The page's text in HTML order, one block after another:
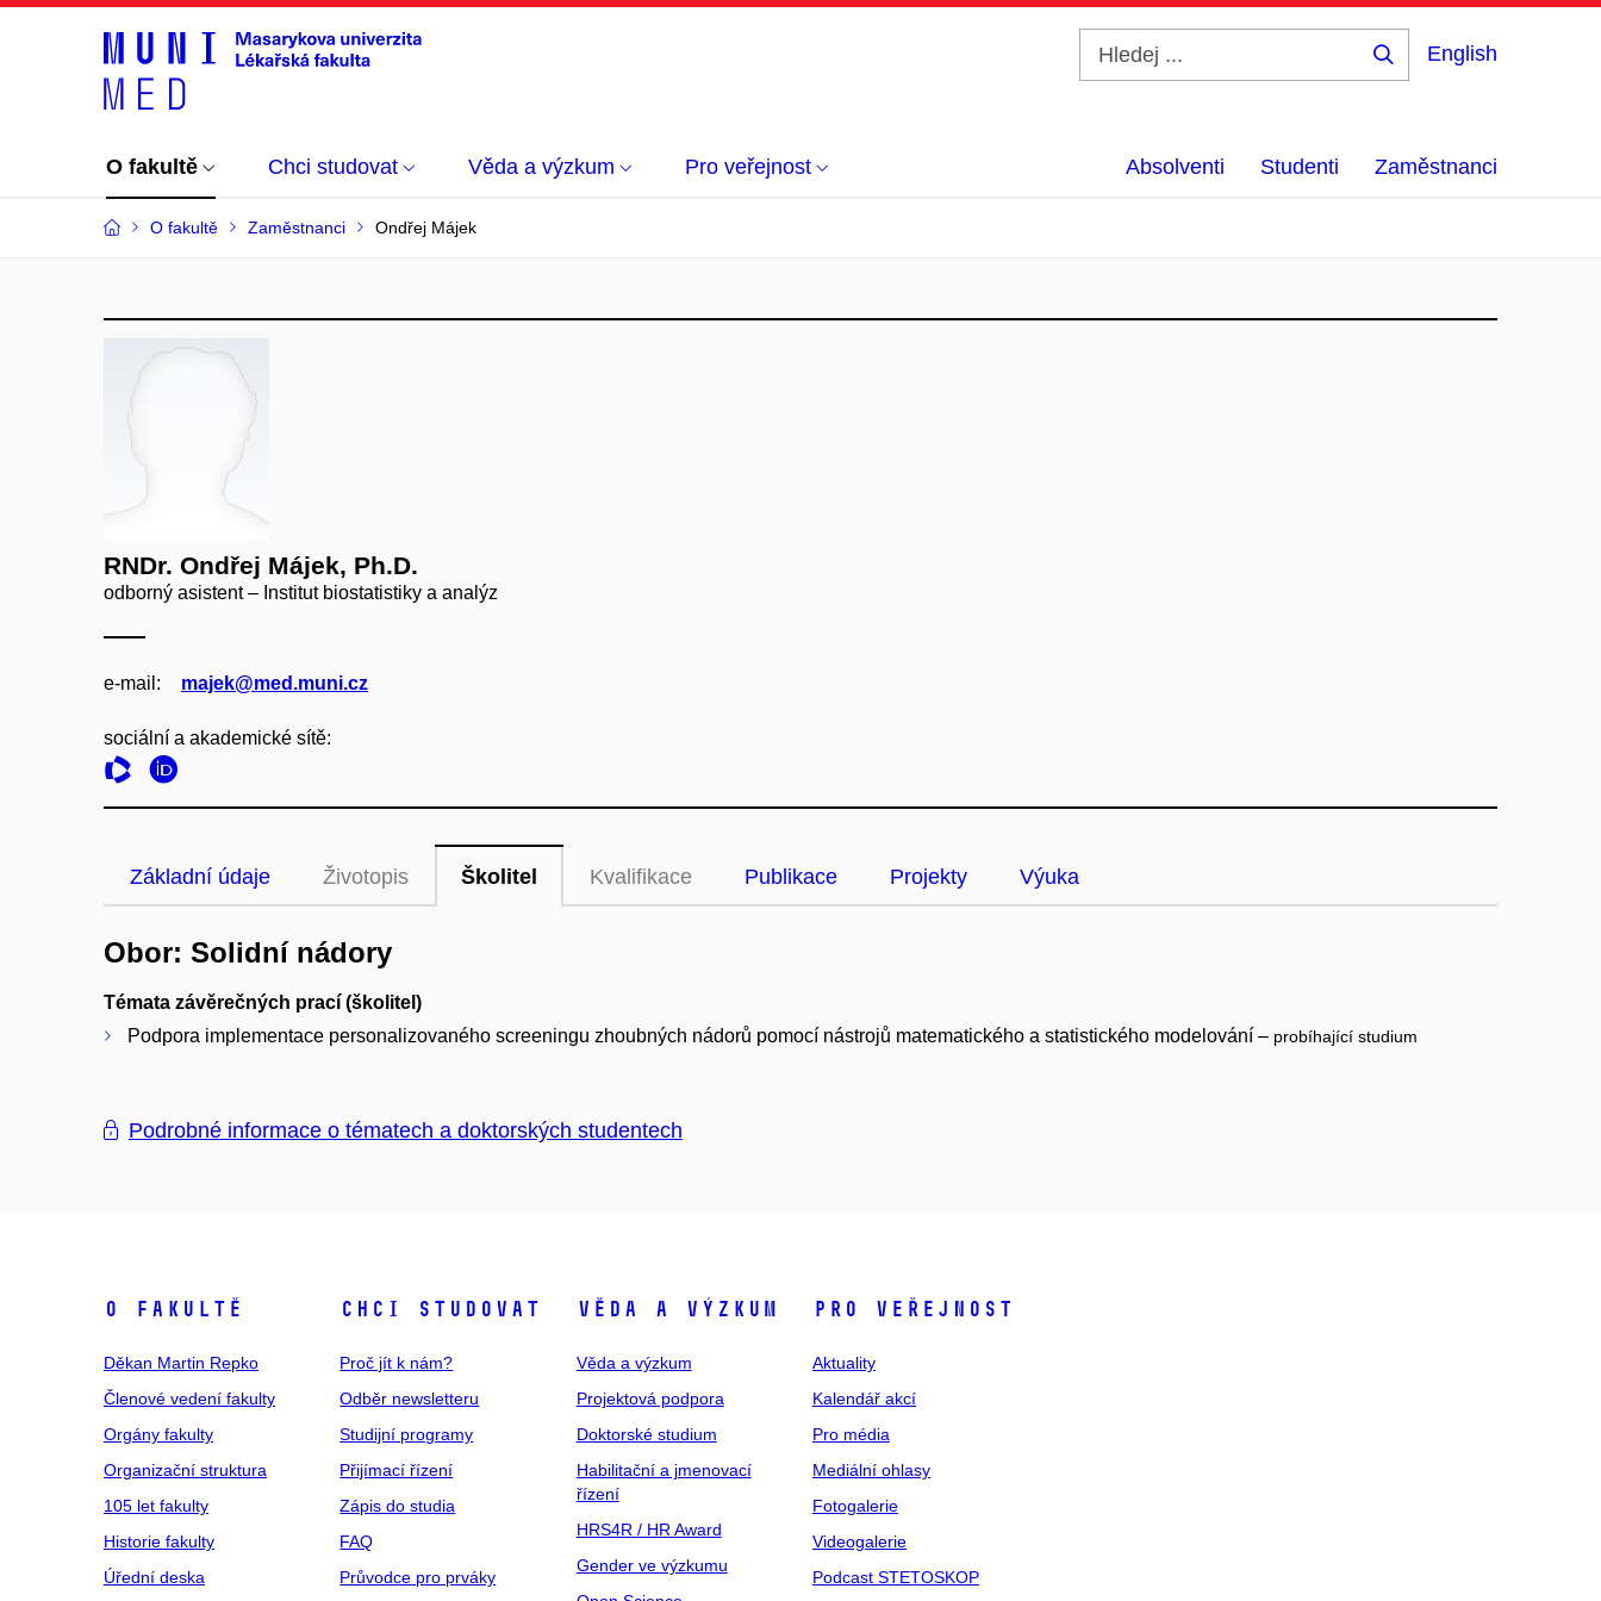
English
O fakultě Chci studovat Věda a výzkum Pro veřejnost Absolventi Studenti Zaměstnanci
O fakultě Zaměstnanci Ondřej Májek
RNDr. Ondřej Májek, Ph.D.
odborný asistent – Institut biostatistiky a analýz
e‑mail: majek@med.muni.cz
sociální a akademické sítě:
Základní údaje Životopis Školitel Kvalifikace Publikace Projekty Výuka
Obor: Solidní nádory
Témata závěrečných prací (školitel)
Podpora implementace personalizovaného screeningu zhoubných nádorů pomocí nástrojů matematického a statistického modelování – probíhající studium
Podrobné informace o tématech a doktorských studentech
O fakultě
Děkan Martin Repko
Členové vedení fakulty
Orgány fakulty
Organizační struktura
105 let fakulty
Historie fakulty
Úřední deska
Chci studovat
Proč jít k nám?
Odběr newsletteru
Studijní programy
Přijímací řízení
Zápis do studia
FAQ
Průvodce pro prváky
Věda a výzkum
Věda a výzkum
Projektová podpora
Doktorské studium
Habilitační a jmenovací
řízení
HRS4R / HR Award
Gender ve výzkumu
Pro veřejnost
Aktuality
Kalendář akcí
Pro média
Mediální ohlasy
Fotogalerie
Videogalerie
Podcast STETOSKOP